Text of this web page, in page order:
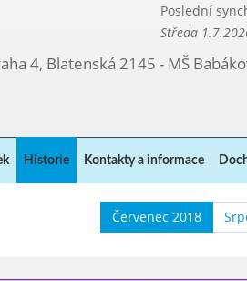
Poslední
Středa
4, Blatenská 2145 - MŠ
Historie Kontakty a informace
Červenec 2018